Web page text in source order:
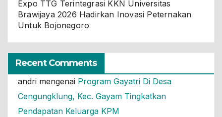
Expo TTG Terintegrasi KKN Universitas
Brawijaya 2026 Hadirkan Inovasi Peternakan
Untuk Bojonegoro
Recent Comments
andri mengenai Program Gayatri Di Desa
Cengungklung, Kec. Gayam Tingkatkan
Pendapatan Keluarga KPM